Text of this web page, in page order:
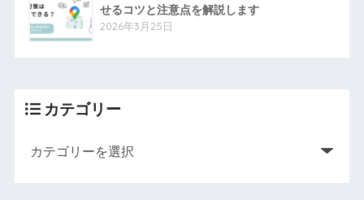
せるコツと注意点を解説します
2026年3月25日
カテゴリー